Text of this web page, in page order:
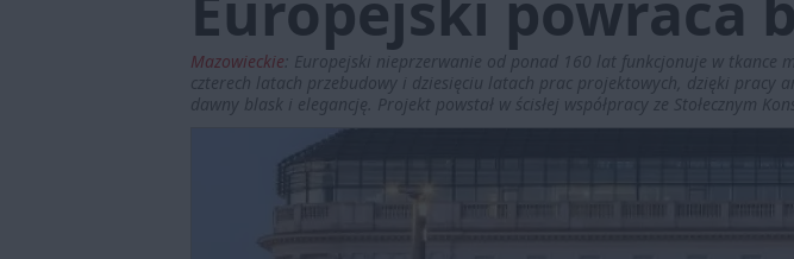
Mazowieckie Europejski nieprzerwanie od ponad 160 lat funkcjonuje w tkance
czterech latach przebudowy i dziesięciu latach prac projektowych, dzięki pracy
dawny blask i elegancję. Projekt powstał w ścisłej współpracy ze Stołecznym